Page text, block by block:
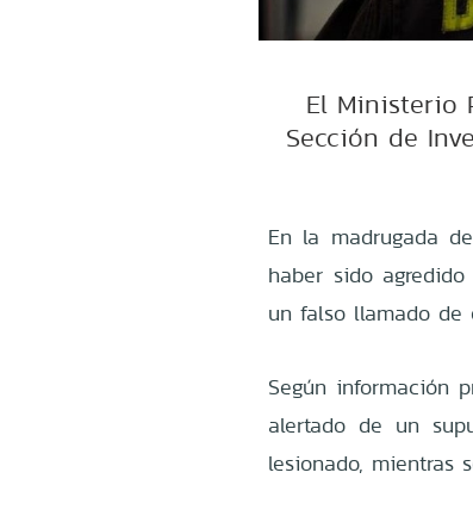
El Ministerio
Sección de
En la madrugada
haber sido
un falso llamado de
Según información
alertado de un
lesionado, mientras